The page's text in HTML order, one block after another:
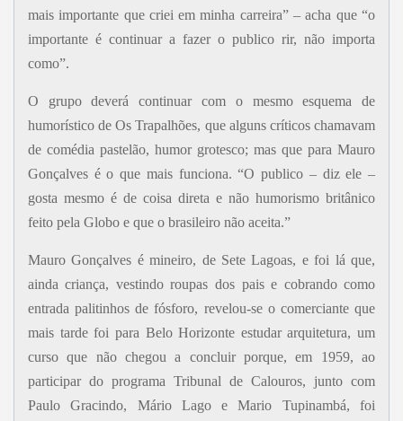
mais importante que criei em minha carreira” – acha que “o
importante é continuar a fazer o publico rir, não importa
como”.
O grupo deverá continuar com o mesmo esquema de
humorístico de Os Trapalhões, que alguns críticos chamavam
de comédia pastelão, humor grotesco; mas que para Mauro
Gonçalves é o que mais funciona. “O publico – diz ele –
gosta mesmo é de coisa direta e não humorismo britânico
feito pela Globo e que o brasileiro não aceita.”
Mauro Gonçalves é mineiro, de Sete Lagoas, e foi lá que,
ainda criança, vestindo roupas dos pais e cobrando como
entrada palitinhos de fósforo, revelou-se o comerciante que
mais tarde foi para Belo Horizonte estudar arquitetura, um
curso que não chegou a concluir porque, em 1959, ao
participar do programa Tribunal de Calouros, junto com
Paulo Gracindo, Mário Lago e Mario Tupinambá, foi